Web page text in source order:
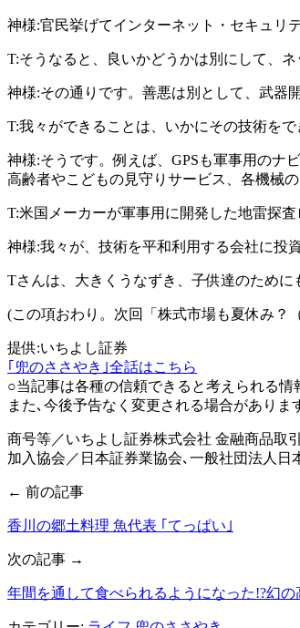
神様:官民挙げてインターネット・セキュリ
T:そうなると、良いかどうかは別にして、
神様:その通りです。善悪は別として、武器
T:我々ができることは、いかにその技術を
神様:そうです。例えば、GPSも軍事用のナ
高齢者やこどもの見守りサービス、各機械
T:米国メーカーが軍事用に開発した地雷探
神様:我々が、技術を平和利用する会社に投
Tさんは、大きくうなずき、子供達のために
(この項おわり。次回「株式市場も夏休み？
提供:いちよし証券
｢兜のささやき｣全話はこちら
○当記事は各種の信頼できると考えられる
また､今後予告なく変更される場合がありま
商号等／いちよし証券株式会社 金融商品取
加入協会／日本証券業協会､一般社団法人日
← 前の記事
香川の郷土料理 魚代表 ｢てっぱい｣
次の記事 →
年間を通して食べられるようになった!?幻の